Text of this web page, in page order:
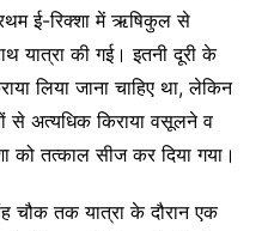
ई-रिक्शा में ऋषिकुल से
यात्रा की गई। इतनी दूरी के
लिया जाना चाहिए था, लेकिन
अत्यधिक किराया वसूलने व
को तत्काल सीज कर दिया गया।
चौक तक यात्रा के दौरान एक